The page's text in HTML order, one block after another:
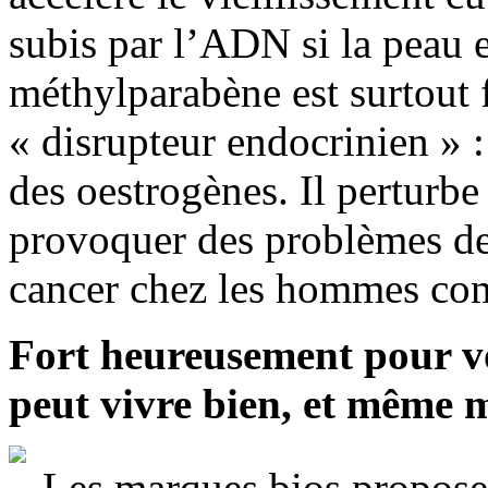
subis par l’ADN si la peau
méthylparabène est surtout
« disrupteur endocrinien » :
des oestrogènes. Il
provoquer des problèmes
cancer chez les hommes
Fort heureusement pour
peut vivre bien, et même